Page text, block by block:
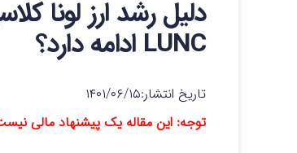
دلیل رشد ارز لونا
LUNC ادامه دارد؟
تاریخ انتشار:۱۴۰۱/۰۶/۱۵
توجه: این مقاله یک پیشنهاد مالی